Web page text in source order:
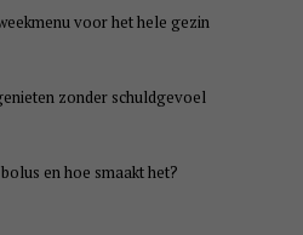
voor het hele gezin
zonder schuldgevoel
en hoe smaakt het?